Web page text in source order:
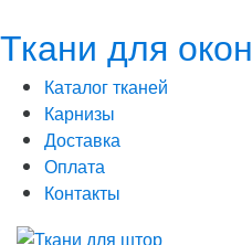
Ткани для окон
Каталог тканей
Карнизы
Доставка
Оплата
Контакты